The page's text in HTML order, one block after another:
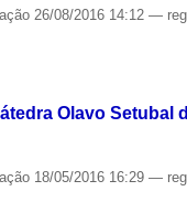
26/08/2016 14:12—
Olavo Setubal
18/05/2016 16:29—